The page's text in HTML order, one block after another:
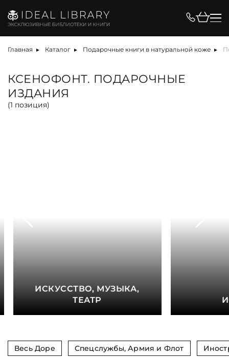
Главная Каталог Подарочные книги в натуральной коже
КСЕНОФОНТ. ПОДАРОЧНЫЕ
ИЗДАНИЯ
(1 позиция)
ИСКУССТВО, МУЗЫКА,
ТЕАТР
Весь Доре Спецслужбы, Армия и Флот
Цена, ₽
Вид
Обрез